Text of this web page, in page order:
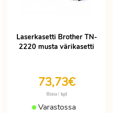
Laserkasetti Brother TN-
2220 musta värikasetti
73,73€
Hinta / kpl
Varastossa